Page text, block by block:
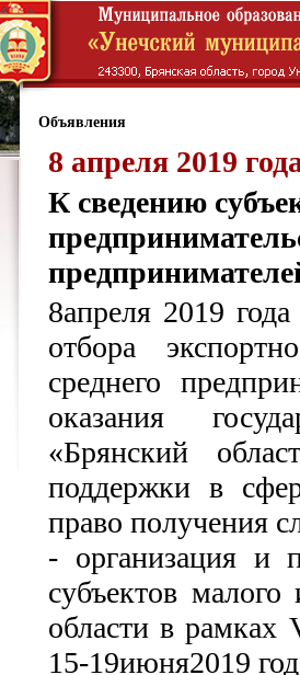
Объявления
8 апреля 2019
К сведению
8апреля 2019
отбора
среднего
оказания
«Брянский
поддержки в
право получения
- организация и
субъектов малого
области в
15-19июня2019